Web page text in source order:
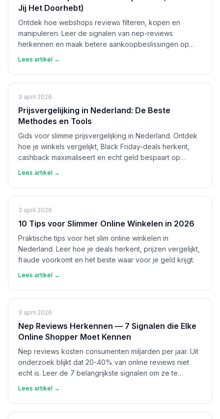
Jij Het Doorhebt)
Ontdek hoe webshops reviews filteren, kopen en
manipuleren. Leer de signalen van nep-reviews
herkennen en maak betere aankoopbeslissingen op
Lees artikel →
3 april 2026
Prijsvergelijking in Nederland: De Beste
Methodes en Tools
Gids voor slimme prijsvergelijking in Nederland. Ontdek
hoe je winkels vergelijkt, Black Friday-deals herkent,
cashback maximaliseert en echt geld bespaart op
Lees artikel →
3 april 2026
10 Tips voor Slimmer Online Winkelen in 2026
Praktische tips voor het slim online winkelen in
Nederland. Leer hoe je deals herkent, prijzen vergelijkt,
fraude voorkomt en het beste waar voor je geld krijgt.
Lees artikel →
3 april 2026
Nep Reviews Herkennen — 7 Signalen die Elke
Online Shopper Moet Kennen
Nep reviews kosten consumenten miljarden per jaar. Uit
onderzoek blijkt dat 20-40% van online reviews niet
echt is. Leer de 7 belangrijkste signalen om ze te
Lees artikel →